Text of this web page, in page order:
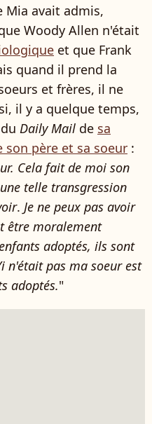
Mia avait admis,
Woody Allen n'était
et que Frank
quand il prend la
et frères, il ne
il y a quelque temps,
Daily Mail de sa
père et sa soeur :
Cela fait de moi son
telle transgression
. Je ne peux pas avoir
être moralement
adoptés, ils sont
n'était pas ma soeur est
adoptés."